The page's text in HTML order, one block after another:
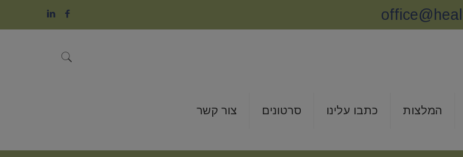
המלצות כתבו עלינו סרטונים צור קשר